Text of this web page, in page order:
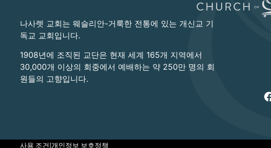
나사렛 교회는 웨슬리안-거룩한 전통에 있는 개신교 기
독교 교회입니다.
1908년에 조직된 교단은 현재 세계 165개 지역에서
30,000개 이상의 회중에서 예배하는 약 250만 명의 회
원들의 고향입니다.
사용 조건|개인정보 보호정책